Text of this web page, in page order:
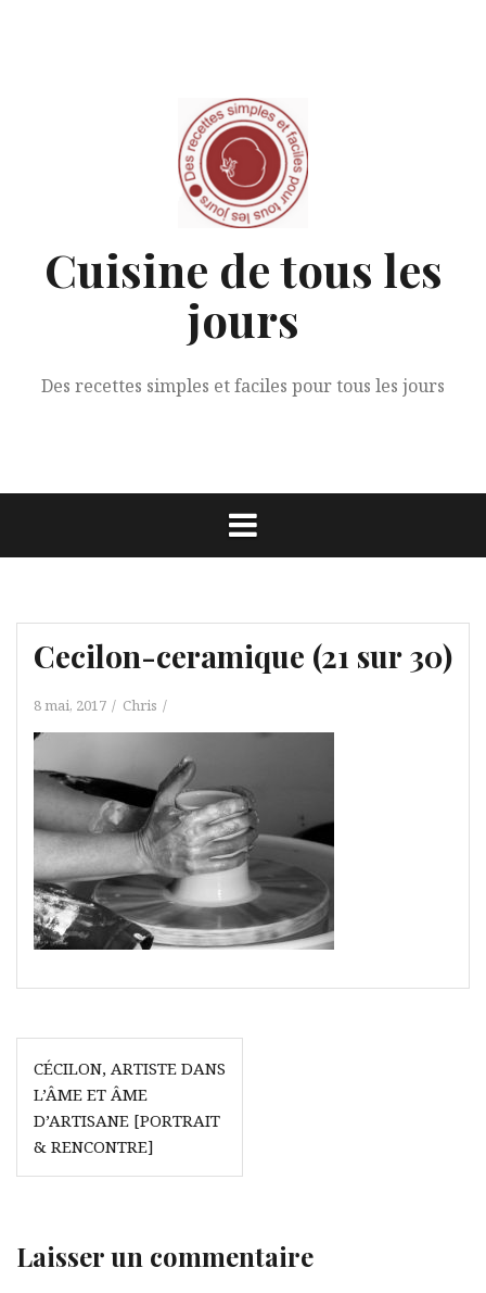
Cuisine de tous les
jours
Des recettes simples et faciles pour tous les jours
Cecilon-ceramique (21 sur 30)
8 mai, 2017 Chris
Navigation
de
l’article
CÉCILON, ARTISTE DANS
L’ÂME ET ÂME
D’ARTISANE [PORTRAIT
& RENCONTRE]
Laisser un commentaire